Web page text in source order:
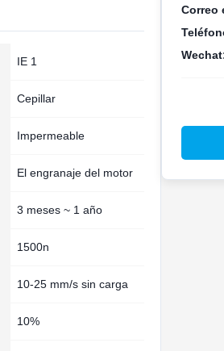
IE 1
Cepillar
Impermeable
El engranaje del motor
3 meses ~ 1 año
1500n
10-25 mm/s sin carga
10%
Correo